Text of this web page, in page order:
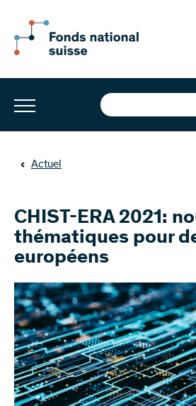
Actuel
CHIST-ERA 2021:
thématiques pour
européens